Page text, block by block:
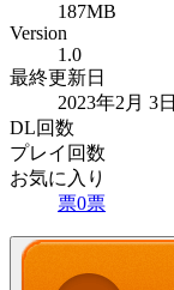
187MB
Version
1.0
最終更新日
2023年2月 3日
DL回数
プレイ回数
お気に入り
票0票